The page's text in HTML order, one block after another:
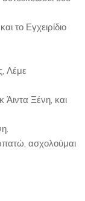
το Εγχειρίδιο
Λέμε
Άιντα Ξένη, και
ασχολούμαι